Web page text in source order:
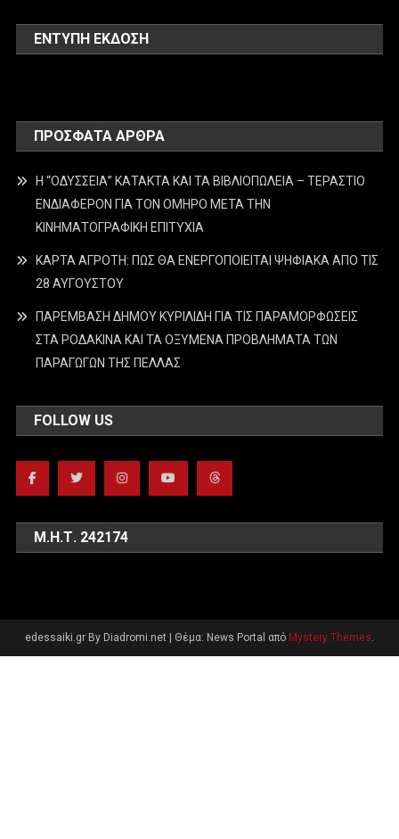
ΕΝΤΥΠΗ ΕΚΔΟΣΗ
ΠΡΌΣΦΑΤΑ ΆΡΘΡΑ
Η “ΟΔΥΣΣΕΙΑ” ΚΑΤΑΚΤΑ ΚΑΙ ΤΑ ΒΙΒΛΙΟΠΩΛΕΙΑ – ΤΕΡΑΣΤΙΟ
ΕΝΔΙΑΦΕΡΟΝ ΓΙΑ ΤΟΝ ΟΜΗΡΟ ΜΕΤΑ ΤΗΝ
ΚΙΝΗΜΑΤΟΓΡΑΦΙΚΗ ΕΠΙΤΥΧΙΑ
ΚΑΡΤΑ ΑΓΡΟΤΗ: ΠΩΣ ΘΑ ΕΝΕΡΓΟΠΟΙΕΙΤΑΙ ΨΗΦΙΑΚΑ ΑΠΟ ΤΙΣ
28 ΑΥΓΟΥΣΤΟΥ
ΠΑΡΕΜΒΑΣΗ ΔΗΜΟΥ ΚΥΡΙΛΙΔΗ ΓΙΑ ΤΙΣ ΠΑΡΑΜΟΡΦΩΣΕΙΣ
ΣΤΑ ΡΟΔΑΚΙΝΑ ΚΑΙ ΤΑ ΟΞΥΜΕΝΑ ΠΡΟΒΛΗΜΑΤΑ ΤΩΝ
ΠΑΡΑΓΩΓΩΝ ΤΗΣ ΠΕΛΛΑΣ
FOLLOW US
Μ.Η.Τ. 242174
edessaiki.gr By Diadromi.net Θέμα: News Portal από Mystery Themes.